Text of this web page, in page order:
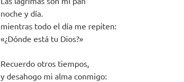
noche y día.
mientras todo el día me repiten:
«¿Dónde está tu Dios?»
Recuerdo otros tiempos,
y desahogo mi alma conmigo: